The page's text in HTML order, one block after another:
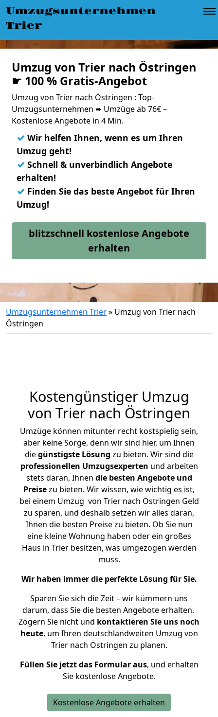
Umzugsunternehmen
Trier
Umzug von Trier nach Östringen
☛ 100 % Gratis-Angebot
Umzug von Trier nach Östringen : Top-
Umzugsunternehmen ➨ Umzüge ab 76€ –
Kostenlose Angebote in 4 Min.
✓ Wir helfen Ihnen, wenn es um Ihren
Umzug geht!
✓ Schnell & unverbindlich Angebote
erhalten!
✓ Finden Sie das beste Angebot für Ihren
Umzug!
blitzschnell kostenlose Angebote
erhalten
Umzugsunternehmen Trier» Umzug von Trier nach
Östringen
Kostengünstiger Umzug
von Trier nach Östringen
Umzüge können mitunter recht kostspielig sein,
aber keine Sorge, denn wir sind hier, um Ihnen
diegünstigste Lösung zu bieten. Wir sind die
professionellen Umzugsexperten und arbeiten
stets daran, Ihnen die besten Angebote und
Preisezu bieten. Wir wissen, wie wichtig es ist,
bei einem Umzug von Trier nach Östringen Geld
zu sparen, und deshalb setzen wir alles daran,
Ihnen die besten Preise zu bieten. Ob Sie nun
eine kleine Wohnung haben oder ein großes
Haus in Trier besitzen, was umgezogen werden
muss.
Wir haben immer die perfekte Lösung für Sie.
Sparen Sie sich die Zeit – wir kümmern uns
darum, dass Sie die besten Angebote erhalten.
Zögern Sie nicht und kontaktieren Sie uns noch
heute, um Ihren deutschlandweiten Umzug von
Trier nach Östringen zu planen.
Füllen Sie jetzt das Formular aus, und erhalten
Sie kostenlose Angebote.
Kostenlose Angebote erhalten